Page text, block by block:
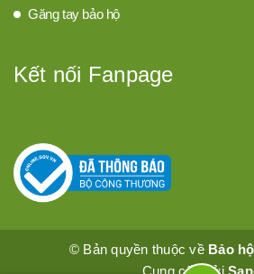
Găng tay bảo hộ
Kết nối Fanpage
© Bản quyền thuộc về Bảo